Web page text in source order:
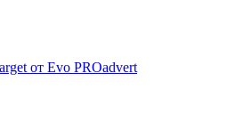
от Evo PROadvert